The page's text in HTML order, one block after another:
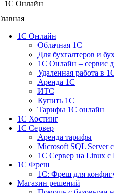
1C Онлайн
1С Онлайн
Облачная 1С
Для бухгалтеров и
1C Онлайн – сервис
Удаленная работа в
Аренда 1С
ИТС
Купить 1С
Тарифы 1С онлайн
1С Хостинг
1С Сервер
Аренда тарифы
Microsoft SQL Server
1С Сервер на Linux c
1С Фреш
1С: Фреш для
Магазин решений